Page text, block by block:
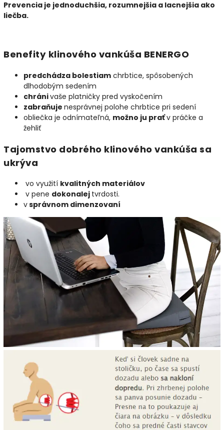
Prevencia je jednoduchšia, rozumnejšia a lacnejšia ako
liečba.
Benefity klinového vankúša BENERGO
predchádza bolestiam chrbtice, spôsobených
dlhodobým sedením
chránivaše platničky pred vyskočením
zabraňuje nesprávnej polohe chrbtice pri sedení
obliečka je odnímateľná, možno ju praťv práčke a
žehliť
Tajomstvo dobrého klinového vankúša sa
ukrýva
vo využití kvalitných materiálov
v pene dokonalej tvrdosti.
vsprávnom dimenzovaní